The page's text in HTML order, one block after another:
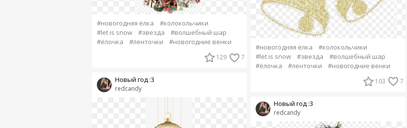
#новогодняя ёлка
#колокольчики
#let is snow
#звезда
#волшебный шар
#ёлочка
#ленточки #новогодние венки
129 7
redcandy
Новый год :3
#новогодняя ёлка
#колокольчики
#let is snow
#звезда
#волшебный шар
#ёлочка
#ленточки #новогодние венки
103 7
redcandy
Новый год :3